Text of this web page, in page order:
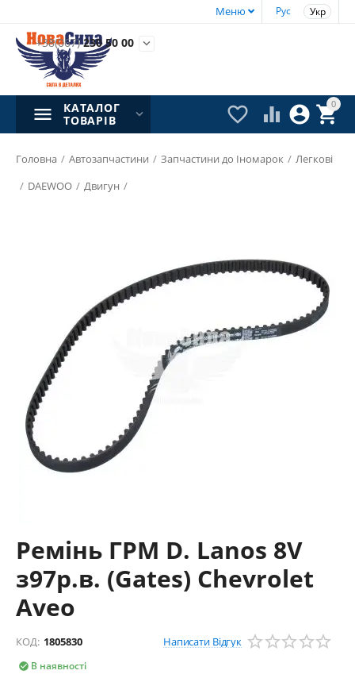
Рус Укр
Меню
+38(067)230 50 00 
0


 
КАТАЛОГ
ТОВАРІВ
Головна / Автозапчастини / Запчастини до Іномарок / Легкові
/ DAEWOO / Двигун /
Ремінь ГРМ D. Lanos 8V
з97р.в. (Gates) Chevrolet
Aveo
КОД: 1805830 Написати Відгук
В наявності
